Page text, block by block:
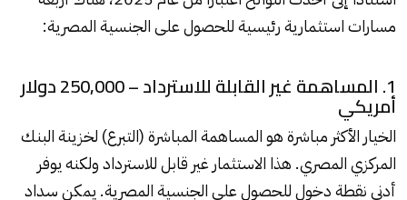
مسارات استثمارية رئيسية للحصول على الجنسية المصرية:
1. المساهمة غير القابلة للاسترداد – 250,000 دولار
أمريكي
الخيار الأكثر مباشرة هو المساهمة المباشرة (التبرع) لخزينة البنك
المركزي المصري. هذا الاستثمار غير قابل للاسترداد ولكنه يوفر
أدنى نقطة دخول للحصول على الجنسية المصرية. يمكن سداد